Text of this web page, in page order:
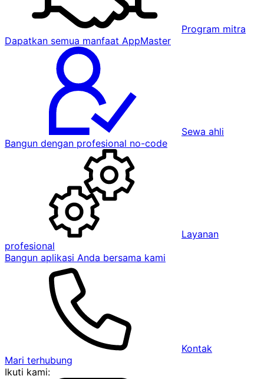
Program mitra
Dapatkan semua manfaat AppMaster
Sewa ahli
Bangun dengan profesional no-code
Layanan
profesional
Bangun aplikasi Anda bersama kami
Kontak
Mari terhubung
Ikuti kami: